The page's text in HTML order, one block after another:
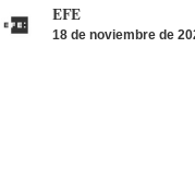
EFE
18 de noviembre de